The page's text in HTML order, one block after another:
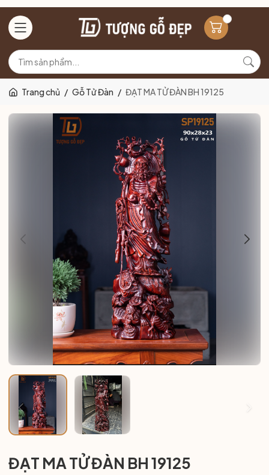
Trang chủ / Gỗ Tử Đàn / ĐẠT MA TỬ ĐÀN BH 19125
ĐẠT MA TỬ ĐÀN BH 19125